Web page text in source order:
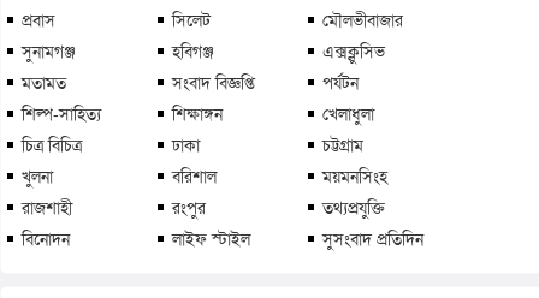
প্রবাস
সিলেট
মৌলভীবাজার
সুনামগঞ্জ
হবিগঞ্জ
এক্সক্লুসিভ
মতামত
সংবাদ বিজ্ঞপ্তি
পর্যটন
শিল্প-সাহিত্য
শিক্ষাঙ্গন
খেলাধুলা
চিত্র বিচিত্র
ঢাকা
চট্টগ্রাম
খুলনা
বরিশাল
ময়মনসিংহ
রাজশাহী
রংপুর
তথ্যপ্রযুক্তি
বিনোদন
লাইফ স্টাইল সুসংবাদ প্রতিদিন